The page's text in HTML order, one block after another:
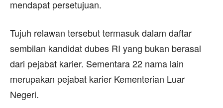
mendapat persetujuan.
Tujuh relawan tersebut termasuk dalam daftar
sembilan kandidat dubes RI yang bukan berasal
dari pejabat karier. Sementara 22 nama lain
merupakan pejabat karier Kementerian Luar
Negeri.